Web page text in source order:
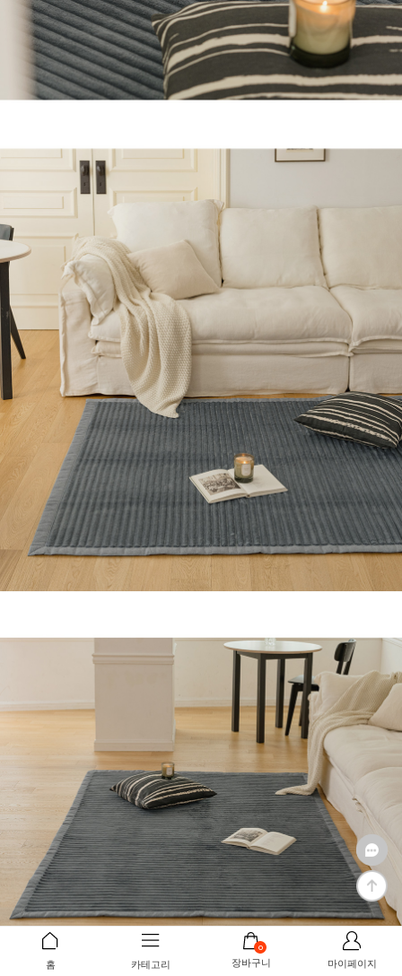
홈 카테고리
0
장바구니 마이페이지